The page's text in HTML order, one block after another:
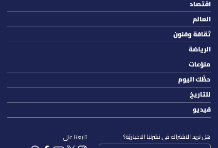
اقتصاد
العالم
ثقافة وفنون
الرياضة
منوّعات
حظّك اليوم
للتاريخ
فيديو
هل تريد الاشتراك في نشرتنا الاخباريّة؟ تابعنا على